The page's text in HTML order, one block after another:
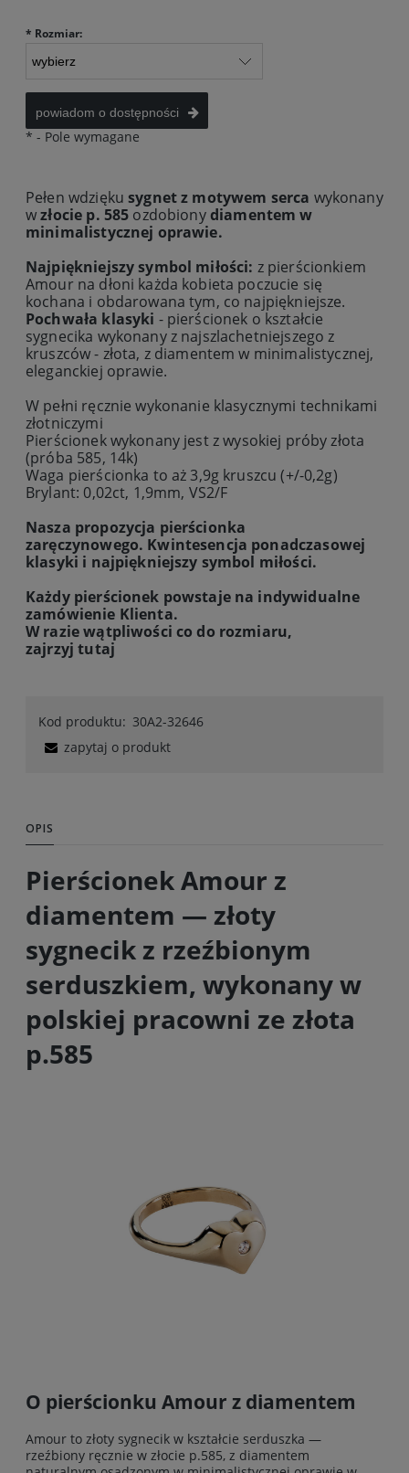
* Rozmiar:
powiadom o dostępności
* - Pole wymagane
Pełen wdziękusygnet z motywem serca wykonany
wzłocie p. 585 ozdobionydiamentem w
minimalistycznej oprawie.
Najpiękniejszy symbol miłości: z pierścionkiem
Amour na dłoni każda kobieta poczucie się
kochana i obdarowana tym, co najpiękniejsze.
Pochwała klasyki - pierścionek o kształcie
sygnecika wykonany z najszlachetniejszego z
kruszców - złota, z diamentem w minimalistycznej,
eleganckiej oprawie.
W pełni ręcznie wykonanie klasycznymi technikami
złotniczymi
Pierścionekwykonany jest z wysokiej próby złota
(próba 585, 14k)
Waga pierścionka to aż 3,9g kruszcu (+/-0,2g)
Brylant: 0,02ct, 1,9mm, VS2/F
Nasza propozycja pierścionka
zaręczynowego. Kwintesencja ponadczasowej
klasyki i najpiękniejszy symbol miłości.
Każdy pierścionek powstaje na indywidualne
zamówienie Klienta.
W razie wątpliwości co do rozmiaru,
zajrzyjtutaj
Kod produktu: 30A2-32646
zapytaj o produkt
OPIS
Pierścionek Amour z
diamentem — złoty
sygnecik z rzeźbionym
serduszkiem, wykonany w
polskiej pracowni ze złota
p.585
O pierścionku Amour z diamentem
Amour to złoty sygnecik w kształcie serduszka —
rzeźbiony ręcznie w złocie p.585, z diamentem